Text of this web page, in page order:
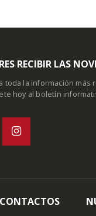
RECIBIR LAS
toda la información más
hoy al boletín